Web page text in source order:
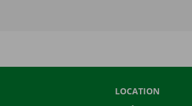
LOCATION